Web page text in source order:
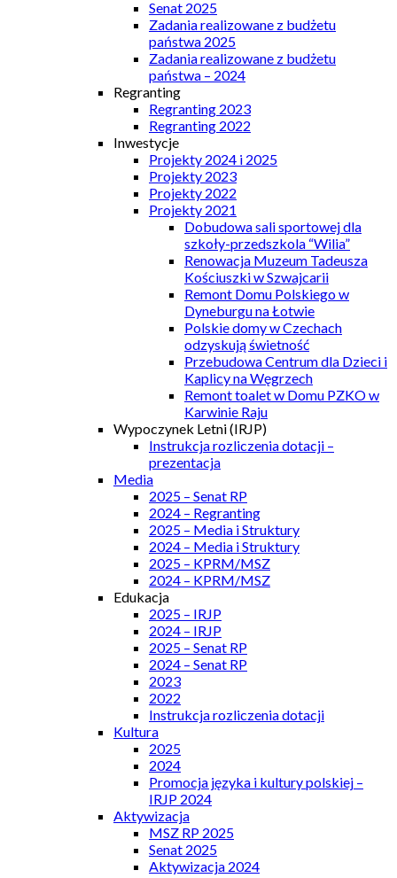
Senat 2025
Zadania realizowane z budżetu
państwa 2025
Zadania realizowane z budżetu
państwa – 2024
Regranting
Regranting 2023
Regranting 2022
Inwestycje
Projekty 2024 i 2025
Projekty 2023
Projekty 2022
Projekty 2021
Dobudowa sali sportowej dla
szkoły-przedszkola “Wilia”
Renowacja Muzeum Tadeusza
Kościuszki w Szwajcarii
Remont Domu Polskiego w
Dyneburgu na Łotwie
Polskie domy w Czechach
odzyskują świetność
Przebudowa Centrum dla Dzieci i
Kaplicy na Węgrzech
Remont toalet w Domu PZKO w
Karwinie Raju
Wypoczynek Letni (IRJP)
Instrukcja rozliczenia dotacji –
prezentacja
Media
2025 – Senat RP
2024 – Regranting
2025 – Media i Struktury
2024 – Media i Struktury
2025 – KPRM/MSZ
2024 – KPRM/MSZ
Edukacja
2025 – IRJP
2024 – IRJP
2025 – Senat RP
2024 – Senat RP
2023
2022
Instrukcja rozliczenia dotacji
Kultura
2025
2024
Promocja języka i kultury polskiej –
IRJP 2024
Aktywizacja
MSZ RP 2025
Senat 2025
Aktywizacja 2024